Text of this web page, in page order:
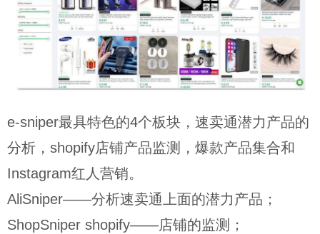
e-sniper最具特色的4个板块，速卖通潜力产品的
分析，shopify店铺产品监测，爆款产品集合和
Instagram红人营销。
AliSniper——分析速卖通上面的潜力产品；
ShopSniper shopify——店铺的监测；